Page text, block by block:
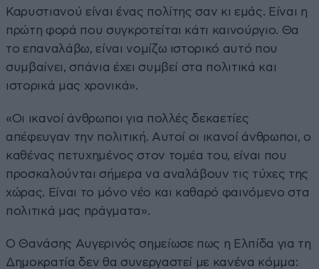
Καρυστιανού είναι ένας πολίτης σαν κι εμάς. Είναι η
πρώτη φορά που συγκροτείται κάτι καινούργιο. Θα
το επαναλάβω, είναι νομίζω ιστορικό αυτό που
συμβαίνει, σπάνια έχει συμβεί στα πολιτικά και
ιστορικά μας χρονικά».
«Οι ικανοί άνθρωποι για πολλές δεκαετίες
απέφευγαν την πολιτική. Αυτοί οι ικανοί άνθρωποι, ο
καθένας πετυχημένος στον τομέα του, είναι που
προσκαλούνται σήμερα να αναλάβουν τις τύχες της
χώρας. Είναι το μόνο νέο και καθαρό φαινόμενο στα
πολιτικά μας πράγματα».
Ο Θανάσης Αυγερινός σημείωσε πως η Ελπίδα για τη
Δημοκρατία δεν θα συνεργαστεί με κανένα κόμμα: